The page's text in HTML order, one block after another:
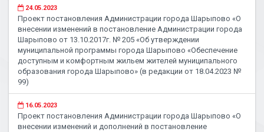
24.05.2023
Проект постановления Администрации города Шарыпово «О
внесении изменений в постановление Администрации города
Шарыпово от 13.10.2017г. № 205 «Об утверждении
муниципальной программы города Шарыпово «Обеспечение
доступным и комфортным жильем жителей муниципального
образования города Шарыпово» (в редакции от 18.04.2023 №
99)
16.05.2023
Проект постановления Администрации города Шарыпово «О
внесении изменений и дополнений в постановление